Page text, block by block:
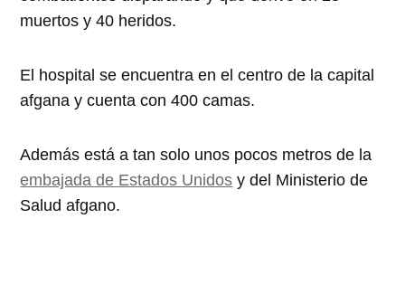
muertos y 40 heridos.
El hospital se encuentra en el centro de la capital
afgana y cuenta con 400 camas.
Además está a tan solo unos pocos metros de la
embajada de Estados Unidos y del Ministerio de
Salud afgano.